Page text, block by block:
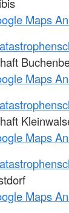
Maps
Maps
Maps
Maps